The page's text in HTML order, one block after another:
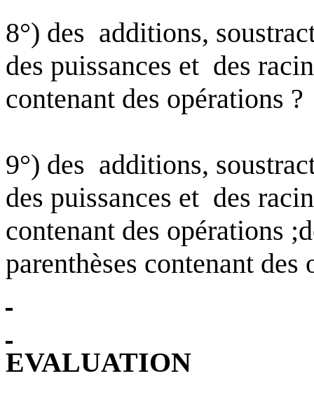
8°) des additions,
des puissances et des
contenant des opérations ?
9°) des additions,
des puissances et des
contenant des opérations
parenthèses contenant des
EVALUATION